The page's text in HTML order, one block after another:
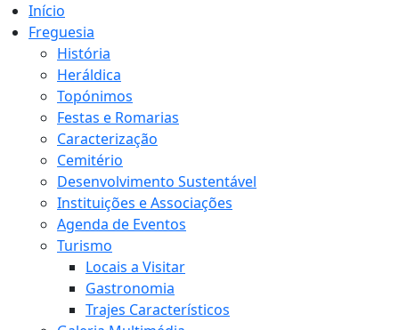
Início
Freguesia
História
Heráldica
Topónimos
Festas e Romarias
Caracterização
Cemitério
Desenvolvimento Sustentável
Instituições e Associações
Agenda de Eventos
Turismo
Locais a Visitar
Gastronomia
Trajes Característicos